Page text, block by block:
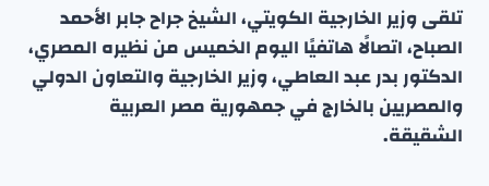
تلقى وزير الخارجية الكويتي، الشيخ جراح جابر الأحمد
الصباح، اتصالًا هاتفيًا اليوم الخميس من نظيره المصري،
الدكتور بدر عبد العاطي، وزير الخارجية والتعاون الدولي
والمصريين بالخارج في جمهورية مصر العربية
الشقيقة.